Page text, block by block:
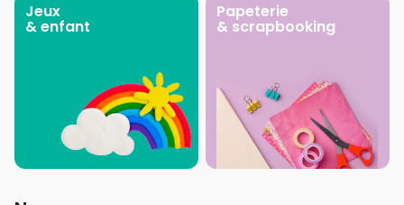
Jeux
& enfant
Papeterie
& scrapbooking